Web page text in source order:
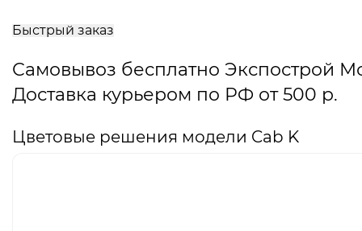
Быстрый заказ
Самовывоз бесплатно Экспострой
Доставка курьером по РФ от 500 р.
Цветовые решения модели Cab K